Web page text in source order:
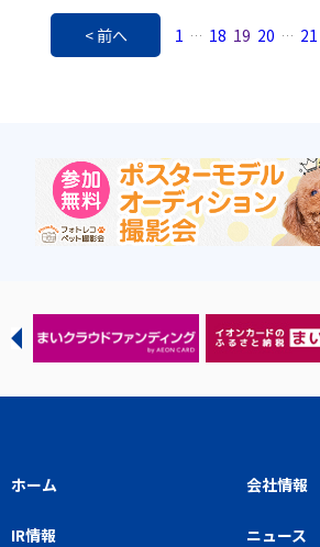
< 前へ 1 … 18 19 20 … 21
ホーム 会社情報
IR情報 ニュース